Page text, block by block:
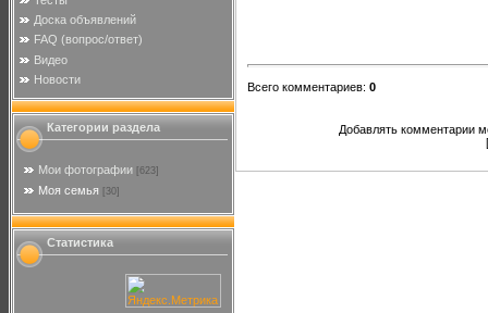
Доска объявлений
FAQ (вопрос/ответ)
Видео
Новости
Категории раздела
Мои фотографии [623]
Моя семья [30]
Статистика
Всего комментариев: 0
Добавлять комментарии